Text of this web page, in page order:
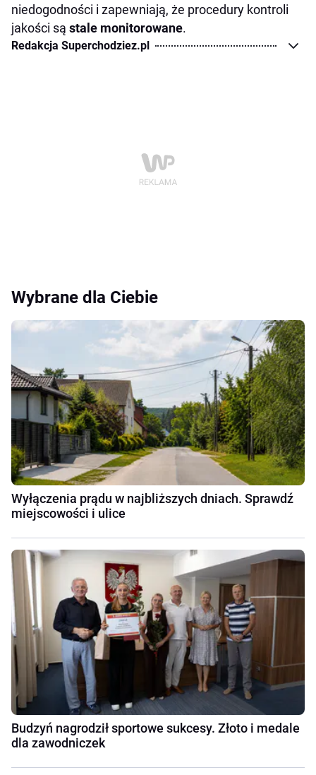
niedogodności i zapewniają, że procedury kontroli
jakości są stale monitorowane.
Redakcja Superchodziez.pl
Wybrane dla Ciebie
Wyłączenia prądu w najbliższych dniach. Sprawdź
miejscowości i ulice
Budzyń nagrodził sportowe sukcesy. Złoto i medale
dla zawodniczek